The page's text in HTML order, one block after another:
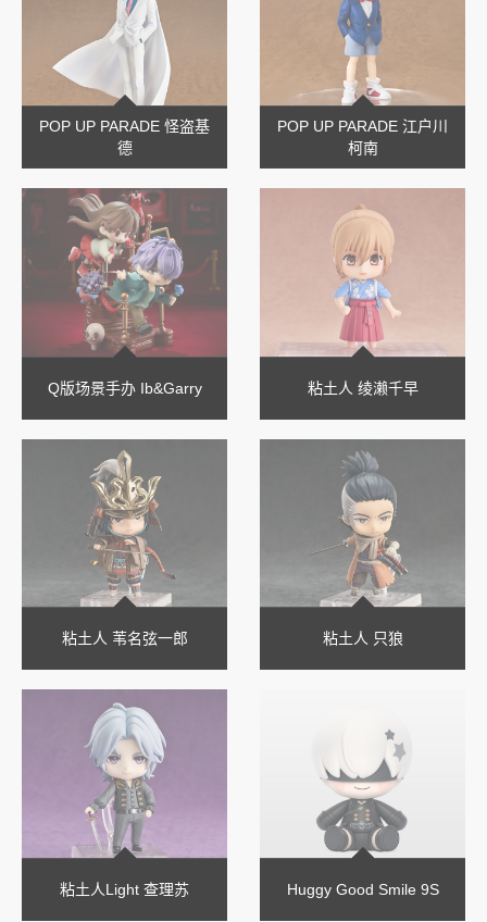
POP UP PARADE 怪盗基
德
POP UP PARADE 江户川
柯南
Q版场景手办 Ib&Garry 粘土人 绫濑千早
粘土人 苇名弦一郎 粘土人 只狼
粘土人Light 查理苏 Huggy Good Smile 9S